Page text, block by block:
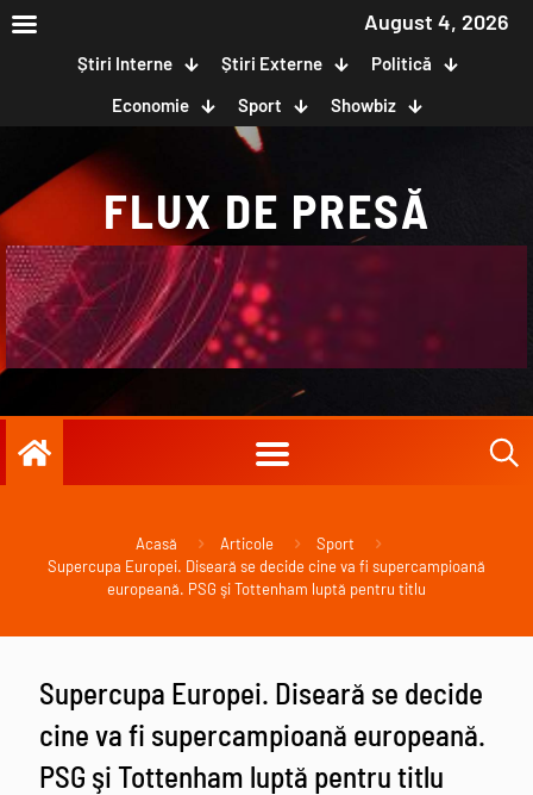
August 4, 2026
Știri Interne Știri Externe
Politică
Economie
Sport Showbiz
FLUX DE PRESĂ
Acasă Articole
Sport
Supercupa Europei. Diseară se decide cine va fi supercampioană
europeană. PSG şi Tottenham luptă pentru titlu
Supercupa Europei. Diseară se decide
cine va fi supercampioană europeană.
PSG şi Tottenham luptă pentru titlu